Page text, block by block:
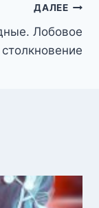
ДАЛЕЕ
Лобовое
столкновение